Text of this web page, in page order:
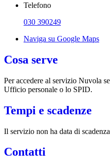
Telefono
030 390249
Naviga su Google Maps
Cosa serve
Per accedere al servizio Nuvola
Ufficio personale o lo SPID.
Tempi e scadenze
Il servizio non ha data di
Contatti